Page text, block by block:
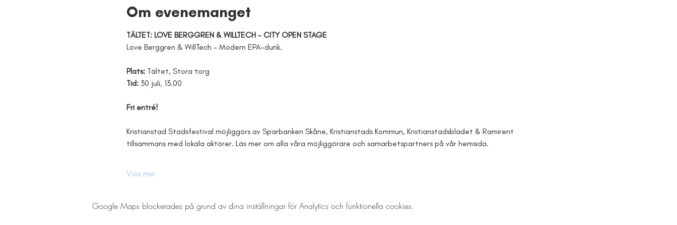
Om evenemanget
TÄLTET: LOVE BERGGREN & WILLTECH - CITY OPEN STAGE
Love Berggren & WillTech - Modern EPA-dunk.
Plats: Tältet, Stora torg
Tid: 30 juli, 13.00
Fri entré!
Kristianstad Stadsfestival möjliggörs av Sparbanken Skåne, Kristianstads Kommun, Kristianstadsbladet & Ramirent
tillsammans med lokala aktörer. Läs mer om alla våra möjliggörare och samarbetspartners på vår hemsida.
Visa mer
Google Maps blockerades på grund av dina inställningar för Analytics och funktionella cookies.